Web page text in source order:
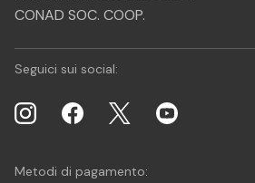
CONAD SOC. COOP.
Seguici sui social:
Metodi di pagamento: